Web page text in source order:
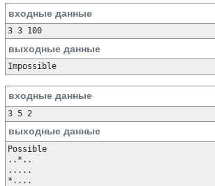
входные данные
3 3 100
выходные данные
Impossible
входные данные
3 5 2
выходные данные
Possible
..*..
.....
*....